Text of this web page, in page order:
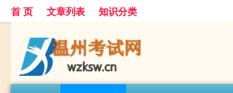
首 页 文章列表 知识分类